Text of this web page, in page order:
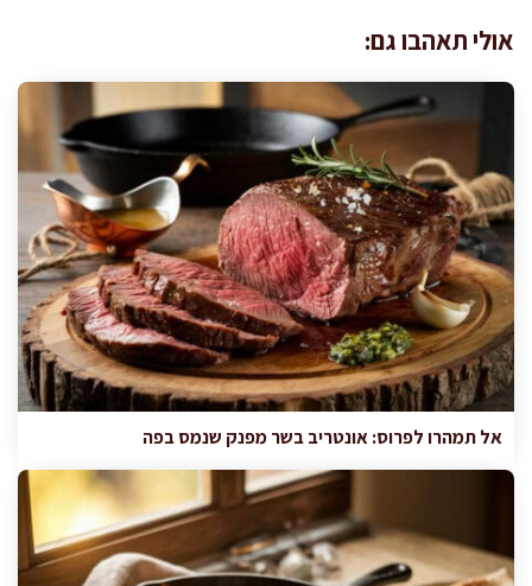
אולי תאהבו גם:
אל תמהרו לפרוס: אונטריב בשר מפנק שנמס בפה